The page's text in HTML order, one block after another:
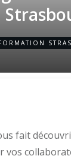
fait
vos